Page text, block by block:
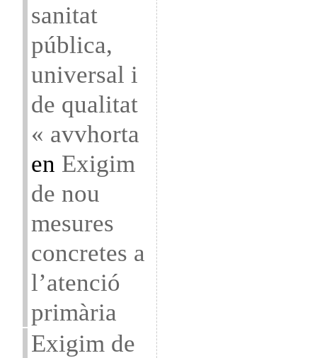
sanitat
pública,
universal i
de qualitat
« avvhorta
en Exigim
de nou
mesures
concretes a
l’atenció
primària
Exigim de